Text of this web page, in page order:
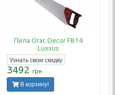
Пила Orac Decor FB14
Luxxus
Узнать свою скидку
3492 грн
В корзину!